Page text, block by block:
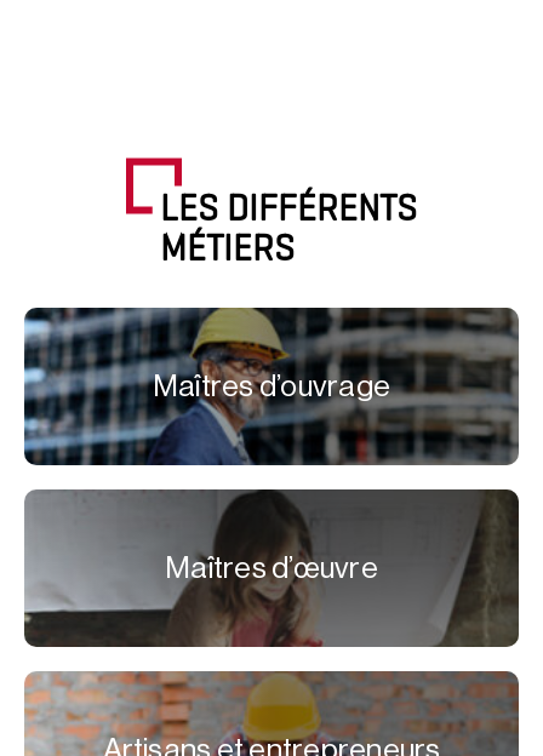
LES DIFFÉRENTS
MÉTIERS
Maîtres d’ouvrage
Maîtres d’œuvre
Artisans et entrepreneurs